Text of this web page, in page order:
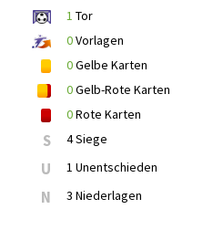
1 Tor
0Vorlagen
0Gelbe Karten
0Gelb-Rote Karten
0Rote Karten
S 4 Siege
U 1 Unentschieden
N 3 Niederlagen